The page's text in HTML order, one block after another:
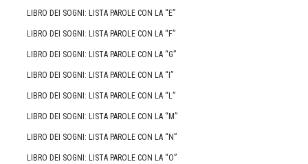
LIBRO DEI SOGNI: LISTA PAROLE CON LA “E”
LIBRO DEI SOGNI: LISTA PAROLE CON LA “F”
LIBRO DEI SOGNI: LISTA PAROLE CON LA “G”
LIBRO DEI SOGNI: LISTA PAROLE CON LA “I”
LIBRO DEI SOGNI: LISTA PAROLE CON LA “L”
LIBRO DEI SOGNI: LISTA PAROLE CON LA “M”
LIBRO DEI SOGNI: LISTA PAROLE CON LA “N”
LIBRO DEI SOGNI: LISTA PAROLE CON LA “O”